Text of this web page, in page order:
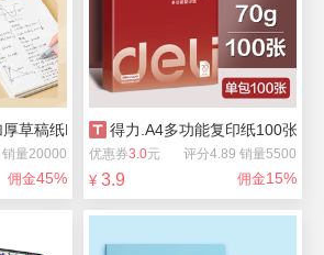
草稿纸B5稿纸
量20000
佣金45%
得力.A4多功能复印纸100张
优惠券3.0元 评分4.89 销量5500
¥ 3.9 佣金15%